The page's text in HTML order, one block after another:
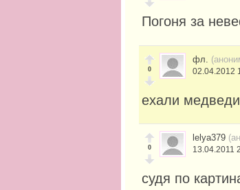
Погоня за
0
фл.
02.04.2012
ехали
0
lelya379
13.04.2011
судя по